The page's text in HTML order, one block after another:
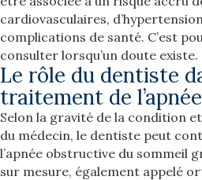
cardiovasculaires,
complications de santé. C’est
consulter lorsqu’un doute existe.
Le rôle du dentiste
traitement de
Selon la gravité de la condition
du médecin, le dentiste peut
l’apnée obstructive du sommeil
sur mesure, également appelé